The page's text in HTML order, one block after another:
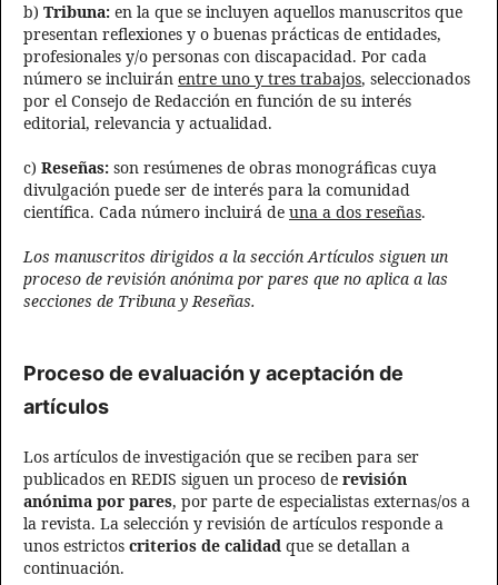
b) Tribuna: en la que se incluyen aquellos manuscritos que
presentan reflexiones y o buenas prácticas de entidades,
profesionales y/o personas con discapacidad. Por cada
número se incluirán entre uno y tres trabajos, seleccionados
por el Consejo de Redacción en función de su interés
editorial, relevancia y actualidad.
c) Reseñas: son resúmenes de obras monográficas cuya
divulgación puede ser de interés para la comunidad
científica. Cada número incluirá de una a dos reseñas.
Los manuscritos dirigidos a la sección Artículos siguen un
proceso de revisión anónima por pares que no aplica a las
secciones de Tribuna y Reseñas.
Proceso de evaluación y aceptación de
artículos
Los artículos de investigación que se reciben para ser
publicados en REDIS siguen un proceso de revisión
anónima por pares, por parte de especialistas externas/os a
la revista. La selección y revisión de artículos responde a
unos estrictos criterios de calidad que se detallan a
continuación.